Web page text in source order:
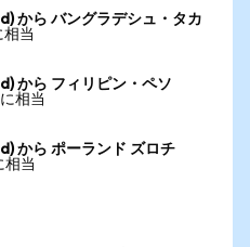
から バングラデシュ・タカ
相当
から フィリピン・ペソ
相当
から ポーランド ズロチ
相当